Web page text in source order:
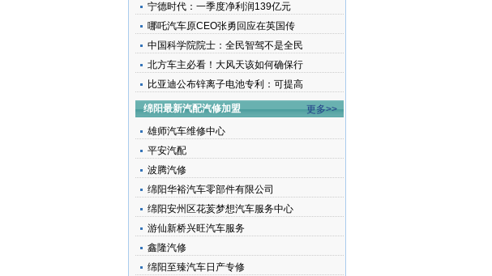
宁德时代：一季度净利润139亿元
哪吒汽车原CEO张勇回应在英国传
中国科学院院士：全民智驾不是全民
北方车主必看！大风天该如何确保行
比亚迪公布锌离子电池专利：可提高
绵阳最新汽配汽修加盟
更多>>
雄师汽车维修中心
平安汽配
波腾汽修
绵阳华裕汽车零部件有限公司
绵阳安州区花荄梦想汽车服务中心
游仙新桥兴旺汽车服务
鑫隆汽修
绵阳至臻汽车日产专修